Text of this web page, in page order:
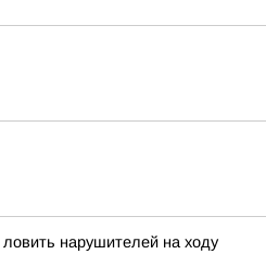
нарушителей на ходу